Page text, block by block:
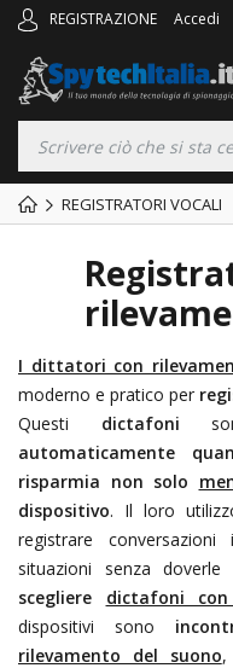
REGISTRAZIONE Accedi
REGISTRATORI VOCALI
I dittatori con
moderno e pratico per
Questi dictafoni
automaticamente
risparmia non solo
dispositivo. Il loro
registrare
situazioni senza doverle
scegliere dictafoni
dispositivi sono
rilevamento del suono,